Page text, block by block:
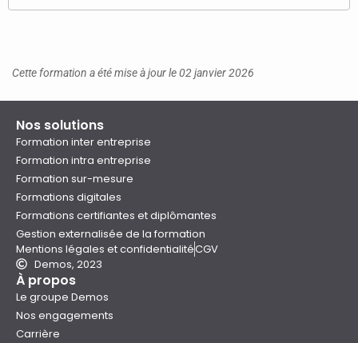
Cette formation a été mise à jour le 02 janvier 2026
Nos solutions
Formation inter entreprise
Formation intra entreprise
Formation sur-mesure
Formations digitales
Formations certifiantes et diplômantes
Gestion externalisée de la formation
Mentions légales et confidentialitéCGV
Demos, 2023
À propos
Le groupe Demos
Nos engagements
Carrière